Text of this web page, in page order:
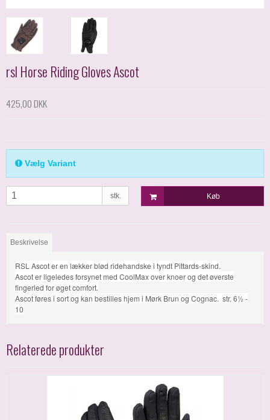
rsl Horse Riding Gloves Ascot
425,00 DKK
Vælg Variant
stk. Køb
Beskrivelse
RSL Ascot er en lækker blød ridehandske i tyndt Pittards-skind.
Ascot er ligeledes forsynet med CoolMax over knoer og det øverste
fingerled for øget comfort.
Ascot føres i sort og kan bestilles hjem i Mørk Brun og Cognac. str. 6½ -
10
Relaterede produkter